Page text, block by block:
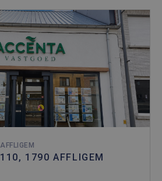
1790 AFFLIGEM